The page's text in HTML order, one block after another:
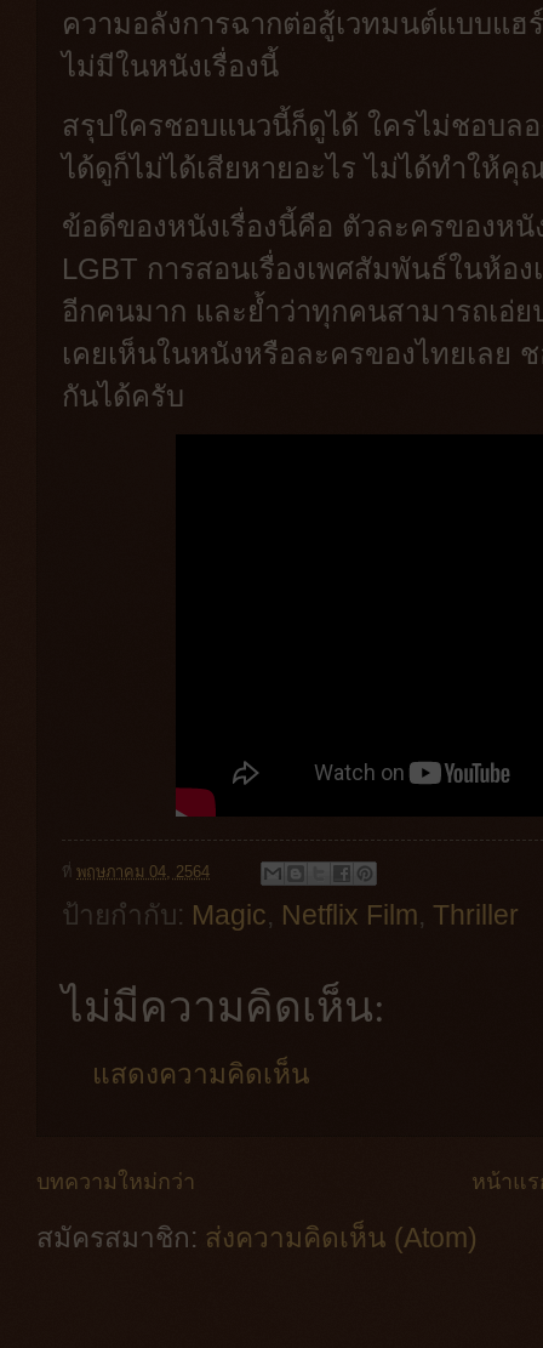
ความอลังการฉากต่อสู้เวทมนต์แบบแฮ
ไม่มีในหนังเรื่องนี้
สรุปใครชอบแนวนี้ก็ดูได้ ใครไม่ชอบล
ได้ดูก็ไม่ได้เสียหายอะไร ไม่ได้ทำให้
ข้อดีของหนังเรื่องนี้คือ ตัวละครของห
LGBT การสอนเรื่องเพศสัมพันธ์ในห้อ
อีกคนมาก และย้ำว่าทุกคนสามารถเอ่
เคยเห็นในหนังหรือละครของไทยเลย
กันได้ครับ
ที่ พฤษภาคม 04, 2564
ป้ายกำกับ: Magic, Netflix Film, Thriller
ไม่มีความคิดเห็น:
แสดงความคิดเห็น
บทความใหม่กว่า หน้าแร
สมัครสมาชิก: ส่งความคิดเห็น (Atom)